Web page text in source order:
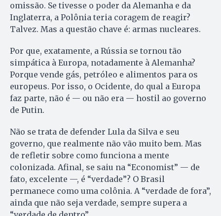
omissão. Se tivesse o poder da Alemanha e da
Inglaterra, a Polônia teria coragem de reagir?
Talvez. Mas a questão chave é: armas nucleares.
Por que, exatamente, a Rússia se tornou tão
simpática à Europa, notadamente à Alemanha?
Porque vende gás, petróleo e alimentos para os
europeus. Por isso, o Ocidente, do qual a Europa
faz parte, não é — ou não era — hostil ao governo
de Putin.
Não se trata de defender Lula da Silva e seu
governo, que realmente não vão muito bem. Mas
de refletir sobre como funciona a mente
colonizada. Afinal, se saiu na “Economist” — de
fato, excelente —, é “verdade”? O Brasil
permanece como uma colônia. A “verdade de fora”,
ainda que não seja verdade, sempre supera a